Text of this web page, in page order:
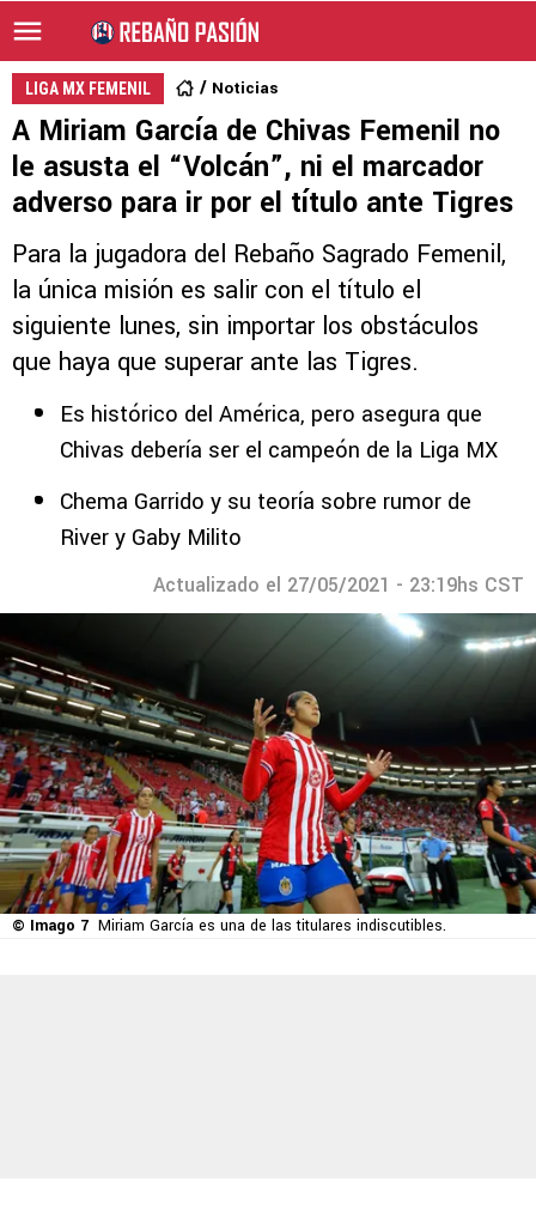
LIGA MX FEMENIL Noticias
A Miriam García de Chivas Femenil no
le asusta el “Volcán”, ni el marcador
adverso para ir por el título ante Tigres
Para la jugadora del Rebaño Sagrado Femenil,
la única misión es salir con el título el
siguiente lunes, sin importar los obstáculos
que haya que superar ante las Tigres.
Es histórico del América, pero asegura que
Chivas debería ser el campeón de la Liga MX
Chema Garrido y su teoría sobre rumor de
River y Gaby Milito
Actualizado el 27/05/2021 - 23:19hs CST
© Imago 7 Miriam García es una de las titulares indiscutibles.